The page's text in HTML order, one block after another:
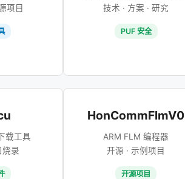
项目
技术 · 方案 · 研究
PUF 安全
载工具
烧录
HonCommFlmV0
ARM FLM 编程器
开源 · 示例项目
开源项目